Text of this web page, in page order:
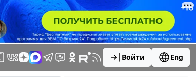
Войти Eng